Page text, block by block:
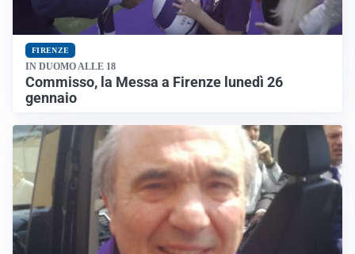
FIRENZE
IN DUOMO ALLE 18
Commisso, la Messa a Firenze lunedì 26
gennaio